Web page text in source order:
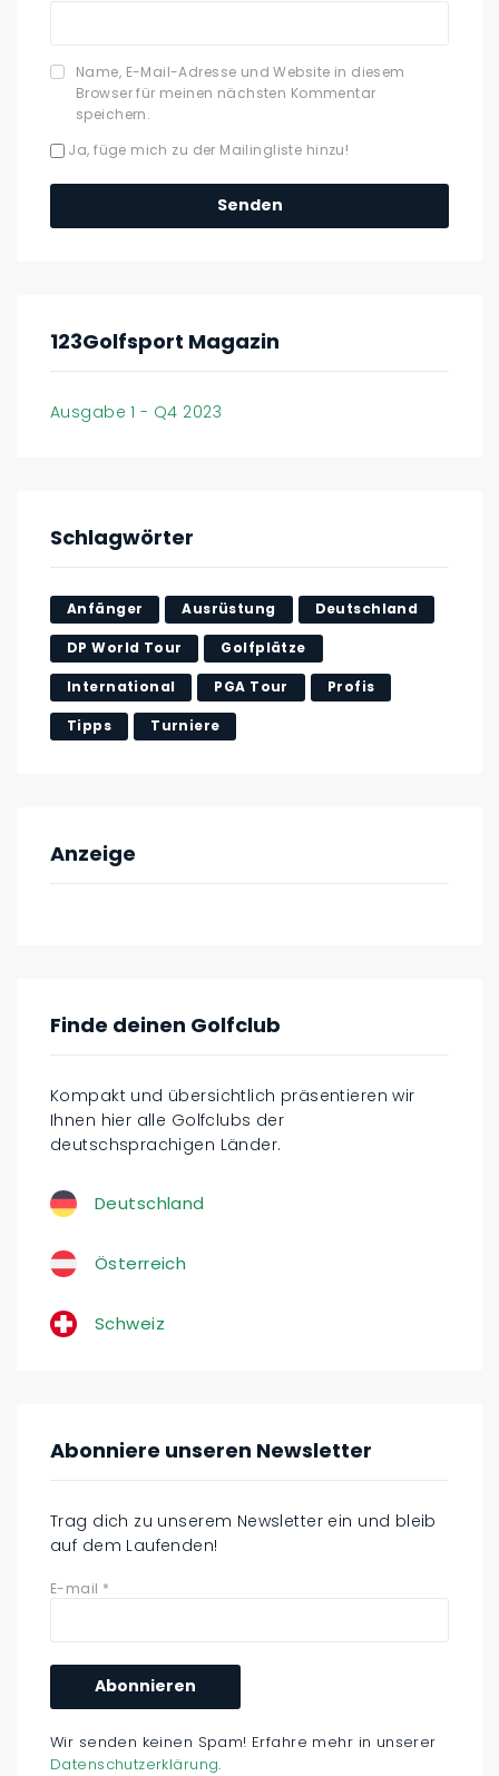
Name, E-Mail-Adresse und Website in diesem
Browser für meinen nächsten Kommentar
speichern.
Ja, füge mich zu der Mailingliste hinzu!
123Golfsport Magazin
Ausgabe 1 - Q4 2023
Schlagwörter
Anfänger Ausrüstung Deutschland
DP World Tour Golfplätze
International PGA Tour Profis
Tipps Turniere
Anzeige
Finde deinen Golfclub
Kompakt und übersichtlich präsentieren wir
Ihnen hier alle Golfclubs der
deutschsprachigen Länder.
Deutschland
Österreich
Schweiz
Abonniere unseren Newsletter
Trag dich zu unserem Newsletter ein und bleib
auf dem Laufenden!
E-mail *
Wir senden keinen Spam! Erfahre mehr in unserer
Datenschutzerklärung.